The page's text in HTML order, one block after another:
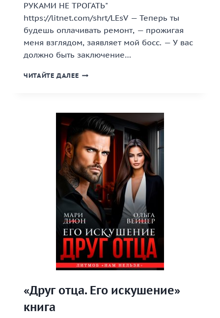
РУКАМИ НЕ ТРОГАТЬ"
https://litnet.com/shrt/LEsV — Теперь ты
будешь оплачивать ремонт, — прожигая
меня взглядом, заявляет мой босс. — У вас
должно быть заключение…
ЧИТАЙТЕ ДАЛЕЕ «НЕДОТРОГА
«Друг отца. Его искушение»
книга